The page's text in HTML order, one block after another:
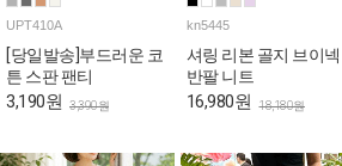
UPT410A
[당일발송]부드러운 코
튼 스판 팬티
3,190원 3,390원
kn5445
셔링 리본 골지 브이넥
반팔 니트
16,980원 18,180원